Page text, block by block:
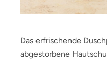
Das erfrischende
abgestorbene